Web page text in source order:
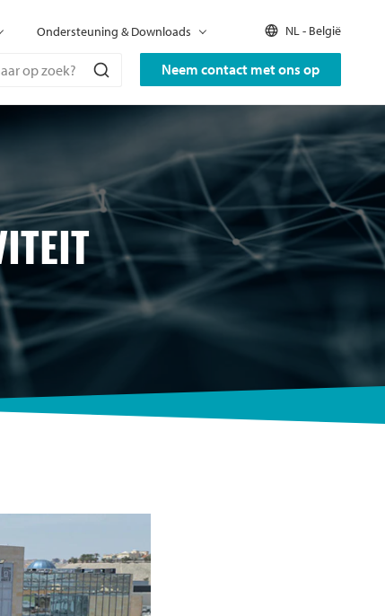
Neem contact met ons op
Ondersteuning & Downloads NL - België